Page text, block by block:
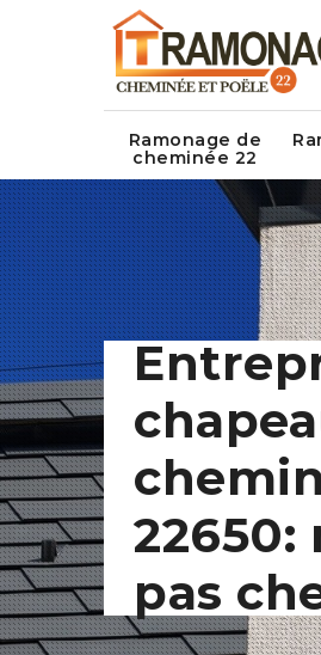
Ramonage de
cheminée 22
22650:
pas